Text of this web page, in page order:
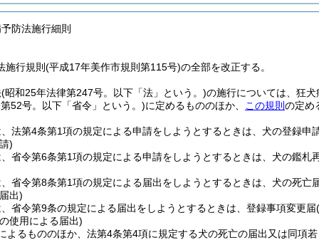
防法施行細則
施行規則(平成17年美作市規則第115号)の全部を改正する。
(昭和25年法律第247号。以下「法」という。)の施行については、狂
52号。以下「省令」という。)に定めるもののほか、 この規則 の定め
法第4条第1項の規定による申請をしようとするときは、犬の登録申
)
省令第6条第1項の規定による申請をしようとするときは、犬の鑑札
省令第8条第1項の規定による届出をしようとするときは、犬の死亡
出)
省令第9条の規定による届出をしようとするときは、登録事項変更届(
使用による届出)
よるもののほか、法第4条第4項に規定する犬の死亡の届出又は同項